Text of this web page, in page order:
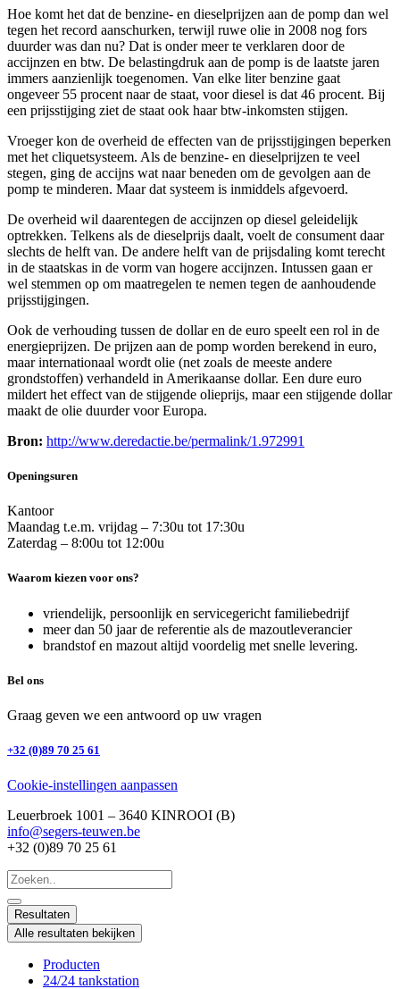
Hoe komt het dat de benzine- en dieselprijzen aan de pomp dan wel
tegen het record aanschurken, terwijl ruwe olie in 2008 nog fors
duurder was dan nu? Dat is onder meer te verklaren door de
accijnzen en btw. De belastingdruk aan de pomp is de laatste jaren
immers aanzienlijk toegenomen. Van elke liter benzine gaat
ongeveer 55 procent naar de staat, voor diesel is dat 46 procent. Bij
een prijsstijging ziet de staat ook haar btw-inkomsten stijgen.
Vroeger kon de overheid de effecten van de prijsstijgingen beperken
met het cliquetsysteem. Als de benzine- en dieselprijzen te veel
stegen, ging de accijns wat naar beneden om de gevolgen aan de
pomp te minderen. Maar dat systeem is inmiddels afgevoerd.
De overheid wil daarentegen de accijnzen op diesel geleidelijk
optrekken. Telkens als de dieselprijs daalt, voelt de consument daar
slechts de helft van. De andere helft van de prijsdaling komt terecht
in de staatskas in de vorm van hogere accijnzen. Intussen gaan er
wel stemmen op om maatregelen te nemen tegen de aanhoudende
prijsstijgingen.
Ook de verhouding tussen de dollar en de euro speelt een rol in de
energieprijzen. De prijzen aan de pomp worden berekend in euro,
maar internationaal wordt olie (net zoals de meeste andere
grondstoffen) verhandeld in Amerikaanse dollar. Een dure euro
mildert het effect van de stijgende olieprijs, maar een stijgende dollar
maakt de olie duurder voor Europa.
Bron: http://www.deredactie.be/permalink/1.972991
Openingsuren
Kantoor
Maandag t.e.m. vrijdag – 7:30u tot 17:30u
Zaterdag – 8:00u tot 12:00u
Waarom kiezen voor ons?
vriendelijk, persoonlijk en servicegericht familiebedrijf
meer dan 50 jaar de referentie als de mazoutleverancier
brandstof en mazout altijd voordelig met snelle levering.
Bel ons
Graag geven we een antwoord op uw vragen
+32 (0)89 70 25 61
Cookie-instellingen aanpassen
Leuerbroek 1001 – 3640 KINROOI (B)
info@segers-teuwen.be
+32 (0)89 70 25 61
Search
...
Resultaten
Alle resultaten bekijken
Producten
24/24 tankstation